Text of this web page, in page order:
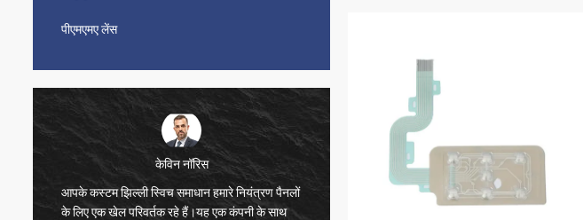
पीएमएमए लेंस
केविन नॉरिस
आपके कस्टम झिल्ली स्विच समाधान हमारे नियंत्रण पैनलों
के लिए एक खेल परिवर्तक रहे हैं।यह एक कंपनी के साथ
राहेल स्टर्लिंग
मैं सिर्फ आपकी टीम द्वारा प्रदान की जाने वाली असाधारण